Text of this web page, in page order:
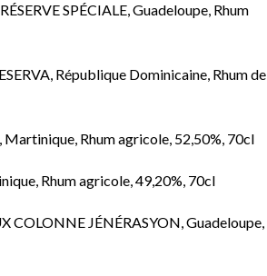
SPÉCIALE, Guadeloupe, Rhum
République Dominicaine, Rhum de
Rhum agricole, 52,50%, 70cl
Rhum agricole, 49,20%, 70cl
COLONNE JÉNÉRASYON, Guadeloupe,